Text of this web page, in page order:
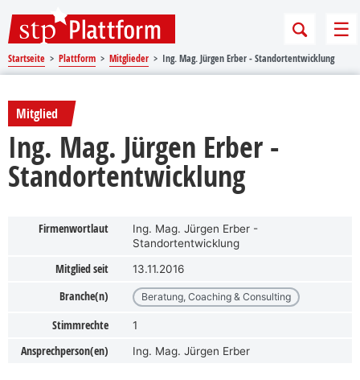
Startseite Plattform Mitglieder Ing. Mag. Jürgen Erber - Standortentwicklung
Mitglied
Ing. Mag. Jürgen Erber -
Standortentwicklung
Firmenwortlaut
Ing. Mag. Jürgen Erber -
Standortentwicklung
Mitglied seit 13.11.2016
Branche(n) Beratung, Coaching & Consulting
Stimmrechte 1
Ansprechperson(en) Ing. Mag. Jürgen Erber